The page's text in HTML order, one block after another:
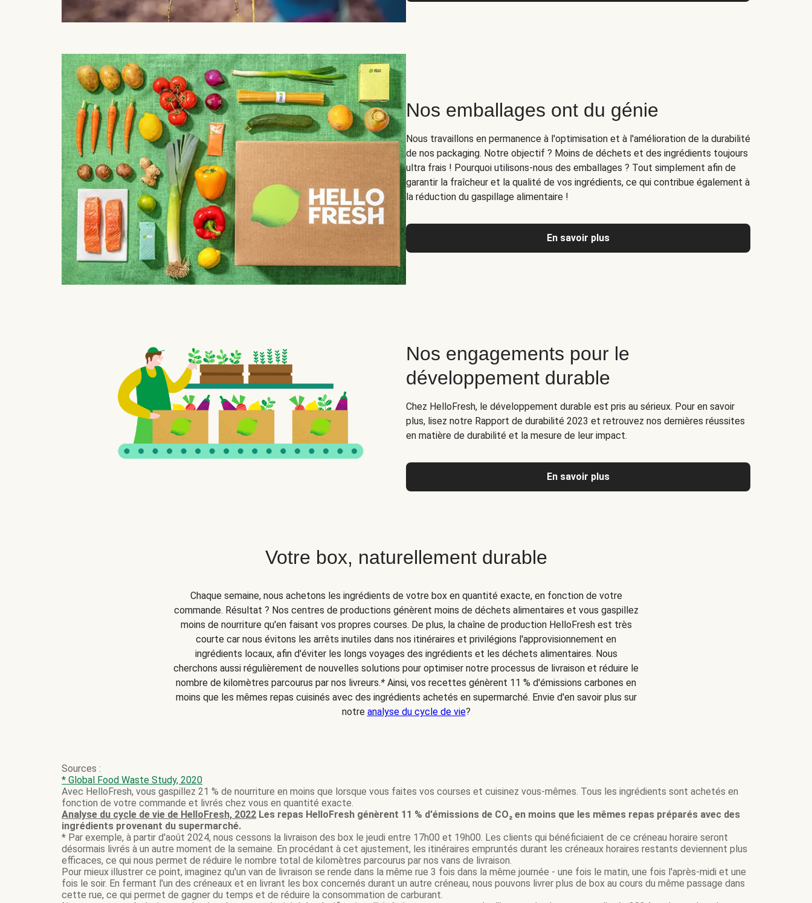
Nos emballages ont du génie
Nous travaillons en permanence à l'optimisation et à l'amélioration de la durabilité
de nos packaging. Notre objectif ? Moins de déchets et des ingrédients toujours
ultra frais ! Pourquoi utilisons-nous des emballages ? Tout simplement afin de
garantir la fraîcheur et la qualité de vos ingrédients, ce qui contribue également à
la réduction du gaspillage alimentaire !
En savoir plus
Nos engagements pour le
développement durable
Chez HelloFresh, le développement durable est pris au sérieux. Pour en savoir
plus, lisez notre Rapport de durabilité 2023 et retrouvez nos dernières réussites
en matière de durabilité et la mesure de leur impact.
En savoir plus
Votre box, naturellement durable
Chaque semaine, nous achetons les ingrédients de votre box en quantité exacte, en fonction de votre
commande. Résultat ? Nos centres de productions génèrent moins de déchets alimentaires et vous gaspillez
moins de nourriture qu'en faisant vos propres courses. De plus, la chaîne de production HelloFresh est très
courte car nous évitons les arrêts inutiles dans nos itinéraires et privilégions l'approvisionnement en
ingrédients locaux, afin d'éviter les longs voyages des ingrédients et les déchets alimentaires. Nous
cherchons aussi régulièrement de nouvelles solutions pour optimiser notre processus de livraison et réduire le
nombre de kilomètres parcourus par nos livreurs.* Ainsi, vos recettes génèrent 11 % d'émissions carbones en
moins que les mêmes repas cuisinés avec des ingrédients achetés en supermarché. Envie d'en savoir plus sur
notre analyse du cycle de vie?
Sources :
* Global Food Waste Study, 2020
Avec HelloFresh, vous gaspillez 21 % de nourriture en moins que lorsque vous faites vos courses et cuisinez vous-mêmes. Tous les ingrédients sont achetés en
fonction de votre commande et livrés chez vous en quantité exacte.
Analyse du cycle de vie de HelloFresh, 2022 Les repas HelloFresh génèrent 11 % d'émissions de CO₂ en moins que les mêmes repas préparés avec des
ingrédients provenant du supermarché.
* Par exemple, à partir d'août 2024, nous cessons la livraison des box le jeudi entre 17h00 et 19h00. Les clients qui bénéficiaient de ce créneau horaire seront
désormais livrés à un autre moment de la semaine. En procédant à cet ajustement, les itinéraires empruntés durant les créneaux horaires restants deviennent plus
efficaces, ce qui nous permet de réduire le nombre total de kilomètres parcourus par nos vans de livraison.
Pour mieux illustrer ce point, imaginez qu'un van de livraison se rende dans la même rue 3 fois dans la même journée - une fois le matin, une fois l'après-midi et une
fois le soir. En fermant l'un des créneaux et en livrant les box concernés durant un autre créneau, nous pouvons livrer plus de box au cours du même passage dans
cette rue, ce qui permet de gagner du temps et de réduire la consommation de carburant.